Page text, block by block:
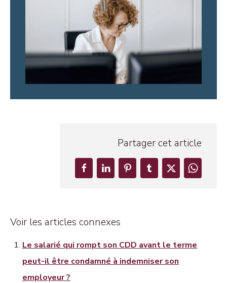
Partager cet article
Voir les articles connexes
Le salarié qui rompt son CDD avant le terme
peut-il être condamné à indemniser son
employeur ?